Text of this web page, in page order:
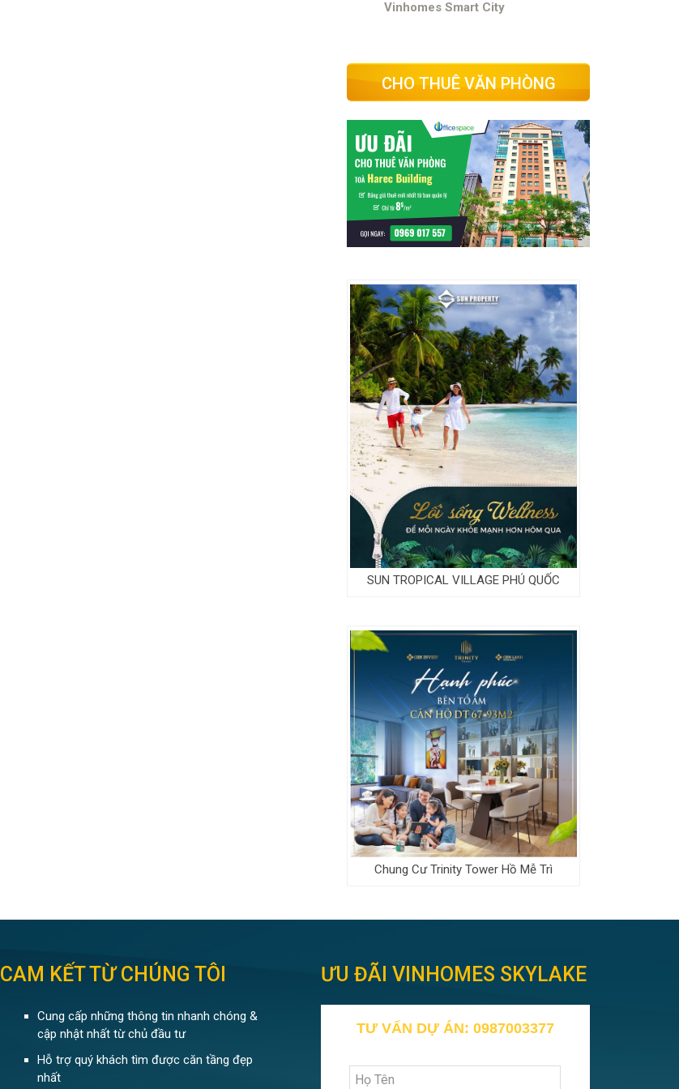
Vinhomes Smart City
CHO THUÊ VĂN PHÒNG
SUN TROPICAL VILLAGE PHÚ QUỐC
Chung Cư Trinity Tower Hồ Mễ Trì
CAM KẾT TỪ CHÚNG TÔI
Cung cấp những thông tin nhanh chóng &
cập nhật nhất từ chủ đầu tư
Hỗ trợ quý khách tìm được căn tầng đẹp
nhất
ƯU ĐÃI VINHOMES SKYLAKE
TƯ VẤN DỰ ÁN: 0987003377